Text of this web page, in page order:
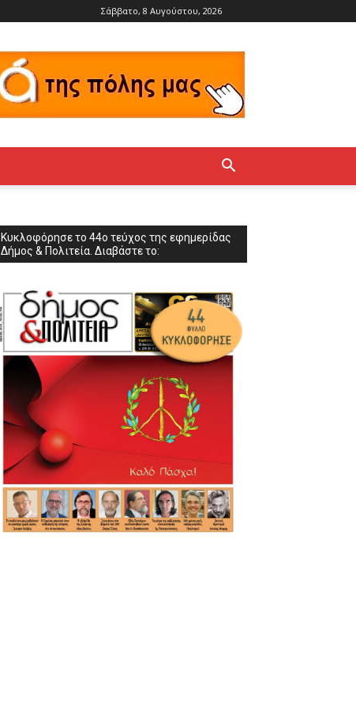
Σάββατο, 8 Αυγούστου, 2026
Κυκλοφόρησε το 44ο τεύχος της εφημερίδας
Δήμος & Πολιτεία. Διαβάστε το: